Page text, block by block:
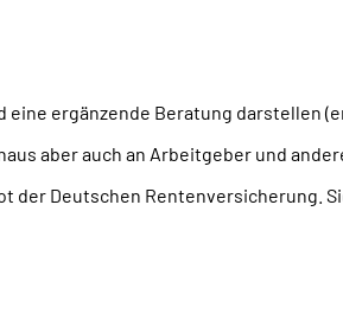
ergänzende Beratung darstellen
aber auch an Arbeitgeber und
der Deutschen Rentenversicherung.